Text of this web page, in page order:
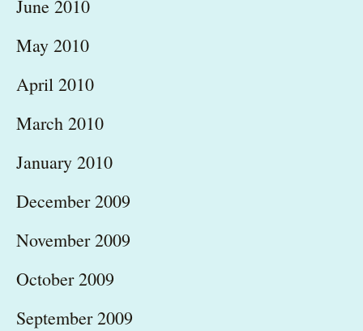
June 2010
May 2010
April 2010
March 2010
January 2010
December 2009
November 2009
October 2009
September 2009